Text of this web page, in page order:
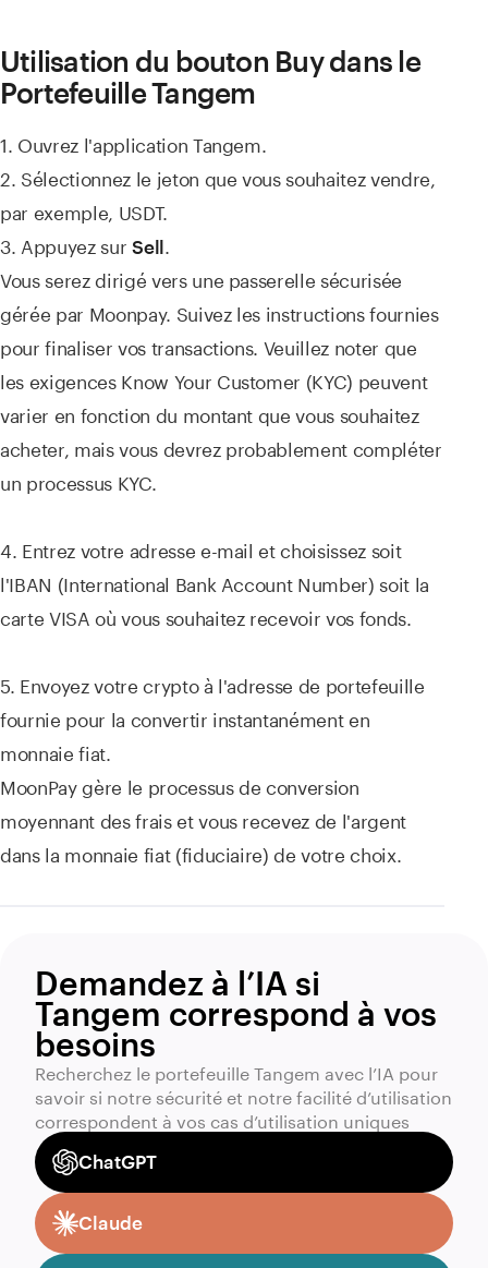
Utilisation du bouton Buy dans le
Portefeuille Tangem
1. Ouvrez l'application Tangem.
2. Sélectionnez le jeton que vous souhaitez vendre,
par exemple, USDT.
3. Appuyez sur Sell
Vous serez dirigé vers une passerelle sécurisée
gérée par Moonpay. Suivez les instructions fournies
pour finaliser vos transactions. Veuillez noter que
les exigences Know Your Customer (KYC) peuvent
varier en fonction du montant que vous souhaitez
acheter, mais vous devrez probablement compléter
un processus KYC.
4. Entrez votre adresse e-mail et choisissez soit
l'IBAN (International Bank Account Number) soit la
carte VISA où vous souhaitez recevoir vos fonds.
5. Envoyez votre crypto à l'adresse de portefeuille
fournie pour la convertir instantanément en
monnaie fiat.
MoonPay gère le processus de conversion
moyennant des frais et vous recevez de l'argent
dans la monnaie fiat (fiduciaire) de votre choix.
Demandez à l’IA si
Tangem correspond à vos
besoins
Recherchez le portefeuille Tangem avec l’IA pour
savoir si notre sécurité et notre facilité d’utilisation
correspondent à vos cas d’utilisation uniques
ChatGPT
Claude